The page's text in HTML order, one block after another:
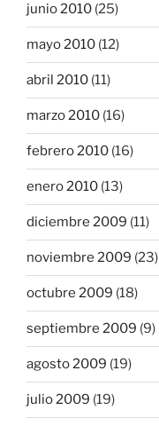
junio 2010 (25)
mayo 2010 (12)
abril 2010 (11)
marzo 2010 (16)
febrero 2010 (16)
enero 2010 (13)
diciembre 2009 (11)
noviembre 2009 (23)
octubre 2009 (18)
septiembre 2009 (9)
agosto 2009 (19)
julio 2009 (19)